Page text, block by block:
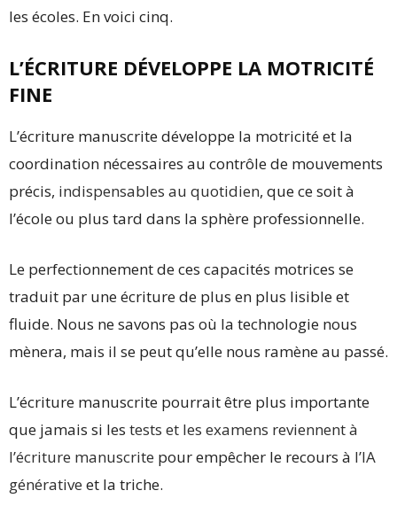
les écoles. En voici cinq.
L’ÉCRITURE DÉVELOPPE LA MOTRICITÉ
FINE
L’écriture manuscrite développe la motricité et la
coordination nécessaires au contrôle de mouvements
précis, indispensables au quotidien, que ce soit à
l’école ou plus tard dans la sphère professionnelle.
Le perfectionnement de ces capacités motrices se
traduit par une écriture de plus en plus lisible et
fluide. Nous ne savons pas où la technologie nous
mènera, mais il se peut qu’elle nous ramène au passé.
L’écriture manuscrite pourrait être plus importante
que jamais si les tests et les examens reviennent à
l’écriture manuscrite pour empêcher le recours à l’IA
générative et la triche.